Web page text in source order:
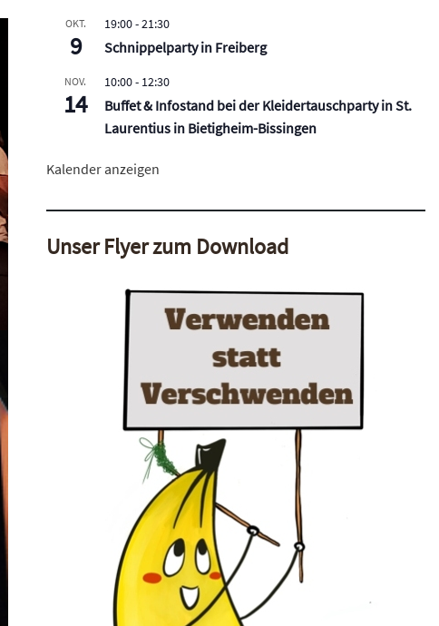
OKT.
9
19:00-21:30
Schnippelparty in Freiberg
NOV.
14
10:00- 12:30
Buffet & Infostand bei der Kleidertauschparty in St.
Laurentius in Bietigheim-Bissingen
Kalender anzeigen
Unser Flyer zum Download